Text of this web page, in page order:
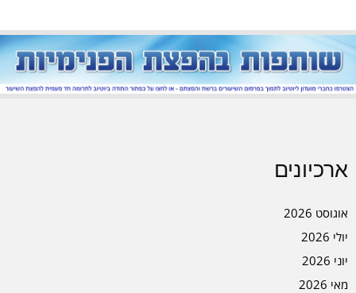
ארכיונים
אוגוסט 2026
יולי 2026
יוני 2026
מאי 2026